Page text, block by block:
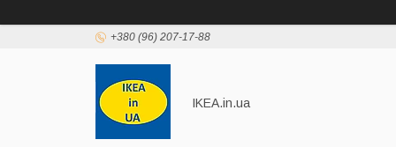
+380 (96) 207-17-88
IKEA.in.ua